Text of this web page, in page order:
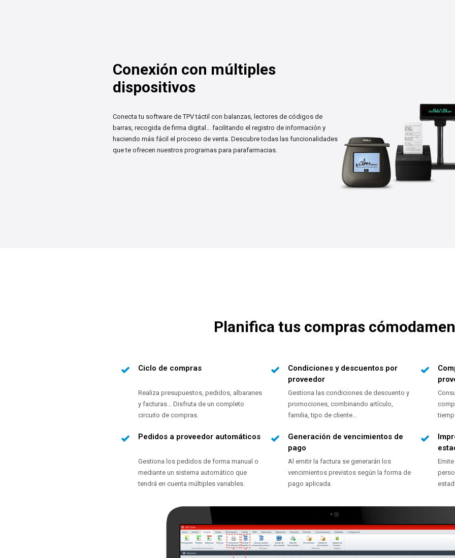
Conexión con múltiples
dispositivos
Conecta tu software de TPV táctil con balanzas, lectores de códigos de
barras, recogida de firma digital... facilitando el registro de información y
haciendo más fácil el proceso de venta. Descubre todas las funcionalidades
que te ofrecen nuestros programas para parafarmacias.
Planifica tus compras
Ciclo de compras
Realiza presupuestos, pedidos, albaranes
y facturas... Disfruta de un completo
circuito de compras.
Condiciones y descuentos por
proveedor
Gestiona las condiciones de descuento y
promociones, combinando artículo,
familia, tipo de cliente...
Pedidos a proveedor automáticos
Gestiona los pedidos de forma manual o
mediante un sistema automático que
tendrá en cuenta múltiples variables.
Generación de vencimientos de
pago
Al emitir la factura se generarán los
vencimientos previstos según la forma de
pago aplicada.